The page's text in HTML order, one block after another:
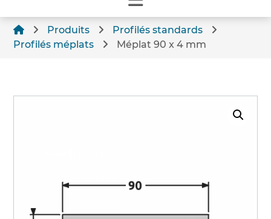
Produits
Profilés standards
Profilés méplats
Méplat 90 x 4 mm